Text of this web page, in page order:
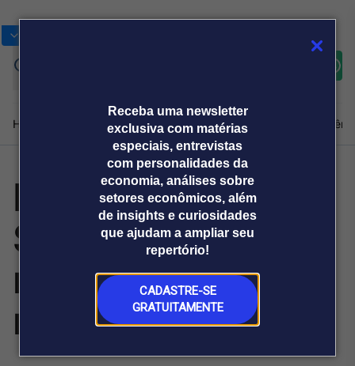
Receba uma newsletter
exclusiva com matérias
especiais, entrevistas
com personalidades da
economia, análises sobre
setores econômicos, além
de insights e curiosidades
que ajudam a ampliar seu
repertório!
CADASTRE-SE
GRATUITAMENTE
Home Produtos e soluçõesNotíciasBlogWeekend
Plataformas
Broadcast
Broadcast+
O mercado
financeiro em
tempo real
Broadcast
Sobre nós Releases Broadcast
Prêmio Broadcast
Analistas
Prêmio Broadcast
Empresas
Agências de
comunicação
Releases
Lancha com
Starlink estreia
no maior evento
náutico do Sul